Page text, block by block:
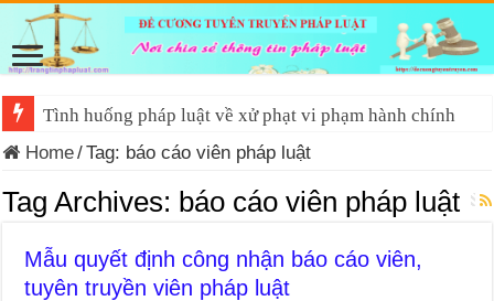
Tình huống pháp luật về xử phạt vi phạm hành chính
Home/Tag: báo cáo viên pháp luật
Tag Archives: báo cáo viên pháp luật
Mẫu quyết định công nhận báo cáo viên,
tuyên truyền viên pháp luật